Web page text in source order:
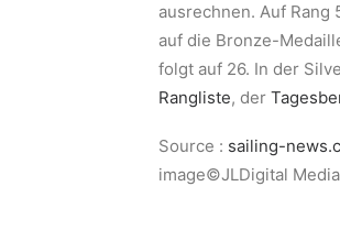
ausrechnen. Auf Rang
auf die Bronze-
folgt auf 26. In der
Rangliste, der
Source : sailing-
image©JLDigital Media